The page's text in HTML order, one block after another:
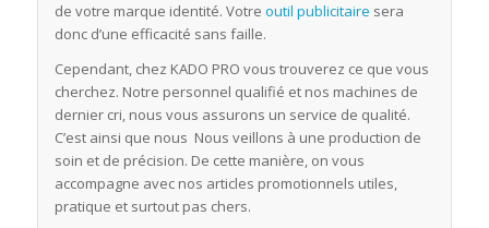
de votre marque identité. Votre outil publicitaire sera
donc d’une efficacité sans faille.
Cependant, chez KADO PRO vous trouverez ce que vous
cherchez. Notre personnel qualifié et nos machines de
dernier cri, nous vous assurons un service de qualité.
C’est ainsi que nous Nous veillons à une production de
soin et de précision. De cette manière, on vous
accompagne avec nos articles promotionnels utiles,
pratique et surtout pas chers.